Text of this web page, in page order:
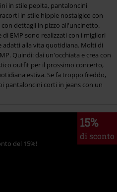
in stile pepita, pantaloncini
in stile hippie nostalgico con
dettagli in pizzo all'uncinetto.
EMP sono realizzati con i migliori
adatti alla vita quotidiana. Molti di
Quindi: dai un'occhiata e crea con
outfit per il prossimo concerto,
estiva. Se fa troppo freddo,
pantaloncini corti in jeans con un
15%
di sconto
del 15%!